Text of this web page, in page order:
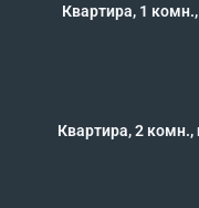
Квартира, 1
Квартира, 2 комн.,